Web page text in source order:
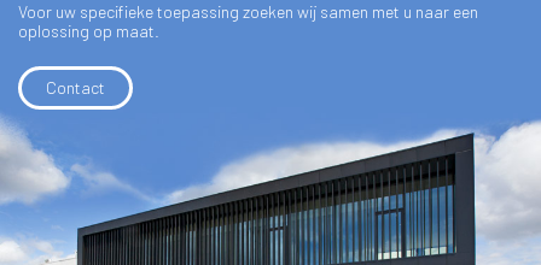
Voor uw specifieke toepassing zoeken wij samen met u naar een
oplossing op maat.
Contact